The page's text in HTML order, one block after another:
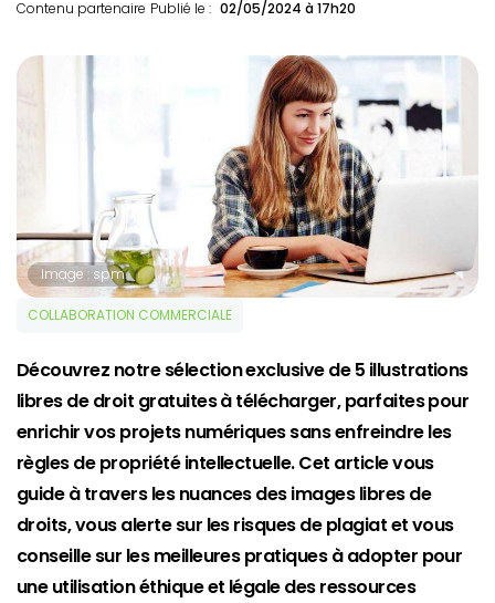
Contenu partenaire Publié le : 02/05/2024 à 17h20
Image : spm
COLLABORATION COMMERCIALE
Découvrez notre sélection exclusive de 5 illustrations
libres de droit gratuites à télécharger, parfaites pour
enrichir vos projets numériques sans enfreindre les
règles de propriété intellectuelle. Cet article vous
guide à travers les nuances des images libres de
droits, vous alerte sur les risques de plagiat et vous
conseille sur les meilleures pratiques à adopter pour
une utilisation éthique et légale des ressources